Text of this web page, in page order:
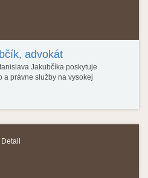
advokát
Jakubčíka poskytuje
a právne služby na vysokej
Detail